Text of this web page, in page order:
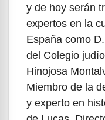
y de hoy serán
expertos en la
España como
del Colegio
Hinojosa
Miembro de la
y experto en